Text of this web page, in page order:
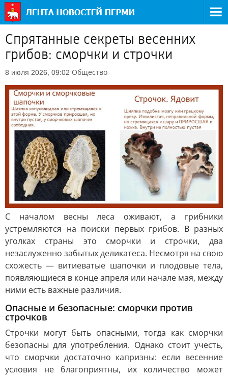
Спрятанные секреты весенних
грибов: сморчки и строчки
8 июля 2026, 09:02 Общество
С началом весны леса оживают, а грибники
устремляются на поиски первых грибов. В разных
уголках страны это сморчки и строчки, два
незаслуженно забытых деликатеса. Несмотря на свою
схожесть — витиеватые шапочки и плодовые тела,
появляющиеся в конце апреля или начале мая, между
ними есть важные различия.
Опасные и безопасные: сморчки против
строчков
Строчки могут быть опасными, тогда как сморчки
безопасны для употребления. Однако стоит учесть,
что сморчки достаточно капризны: если весенние
условия не благоприятны, их количество может